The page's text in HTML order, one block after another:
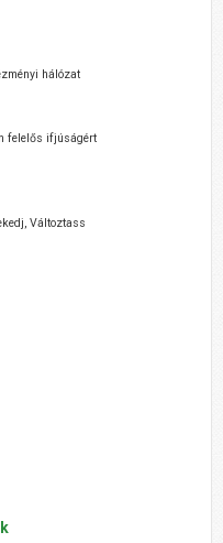
hálózat
felelős ifjúságért
Változtass